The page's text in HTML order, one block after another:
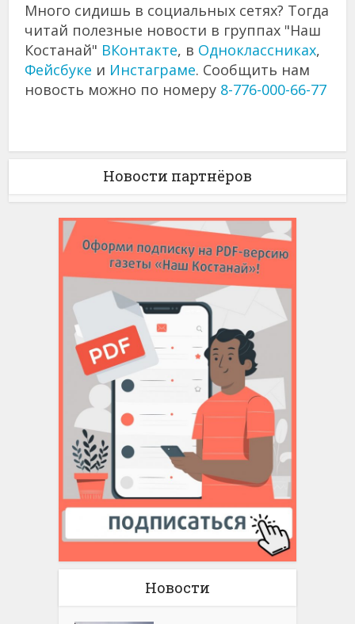
Много сидишь в социальных сетях? Тогда
читай полезные новости в группах "Наш
Костанай" ВКонтакте, в Одноклассниках,
Фейсбуке и Инстаграме. Сообщить нам
новость можно по номеру 8-776-000-66-77
Новости партнёров
Новости